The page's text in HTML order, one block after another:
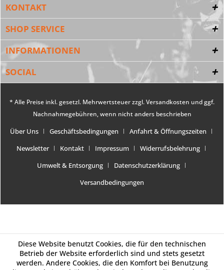
KONTAKT
SHOP SERVICE
INFORMATIONEN
SOCIAL
* Alle Preise inkl. gesetzl. Mehrwertsteuer zzgl.Versandkosten und ggf.
Nachnahmegebühren, wenn nicht anders beschrieben
Über Uns Geschäftsbedingungen
Anfahrt & Öffnungszeiten
Newsletter
Kontakt Impressum
Widerrufsbelehrung
Umwelt & Entsorgung
Datenschutzerklärung
Versandbedingungen
Diese Website benutzt Cookies, die für den technischen
Betrieb der Website erforderlich sind und stets gesetzt
werden. Andere Cookies, die den Komfort bei Benutzung